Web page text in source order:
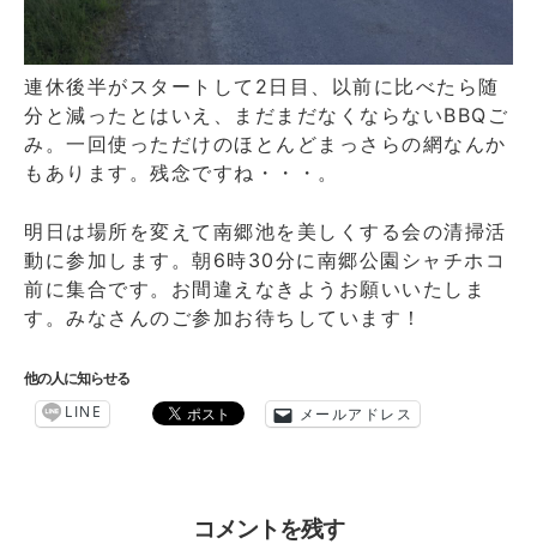
連休後半がスタートして2日目、以前に比べたら随
分と減ったとはいえ、まだまだなくならないBBQご
み。一回使っただけのほとんどまっさらの網なんか
もあります。残念ですね・・・。
明日は場所を変えて南郷池を美しくする会の清掃活
動に参加します。朝6時30分に南郷公園シャチホコ
前に集合です。お間違えなきようお願いいたしま
す。みなさんのご参加お待ちしています！
他の人に知らせる
LINE メールアドレス
コメントを残す